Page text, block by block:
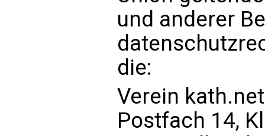
und anderer
die:
Verein kath.net
Postfach 14,